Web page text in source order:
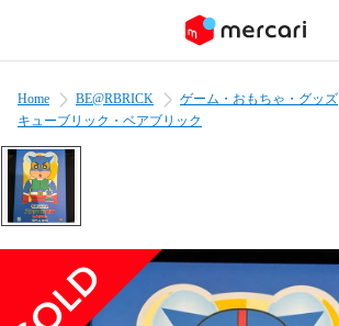
Home BE@RBRICK ゲーム・おもちゃ・グッズ
キューブリック・ベアブリック